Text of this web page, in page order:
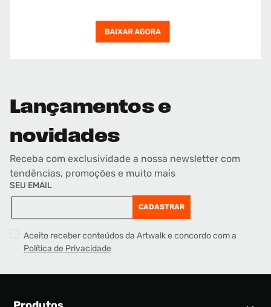
Lançamentos e
novidades
Receba com exclusividade a nossa newsletter com
tendências, promoções e muito mais
SEU EMAIL
CADASTRAR
Aceito receber conteúdos da Artwalk e concordo com a
Política de Privacidade